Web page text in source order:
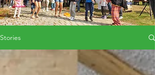
Stories